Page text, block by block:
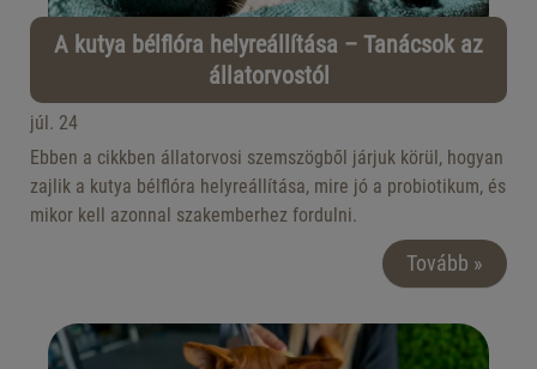
A kutya bélflóra helyreállítása – Tanácsok az
állatorvostól
júl. 24
Ebben a cikkben állatorvosi szemszögből járjuk körül, hogyan
zajlik a kutya bélflóra helyreállítása, mire jó a probiotikum, és
mikor kell azonnal szakemberhez fordulni.
Tovább »